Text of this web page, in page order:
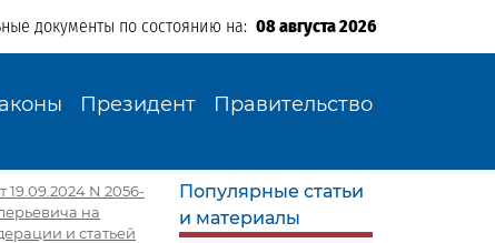
документы по состоянию на: 08 августа 2026
Президент Правительство
N 2056-
на
и статьей
Популярные статьи
и материалы